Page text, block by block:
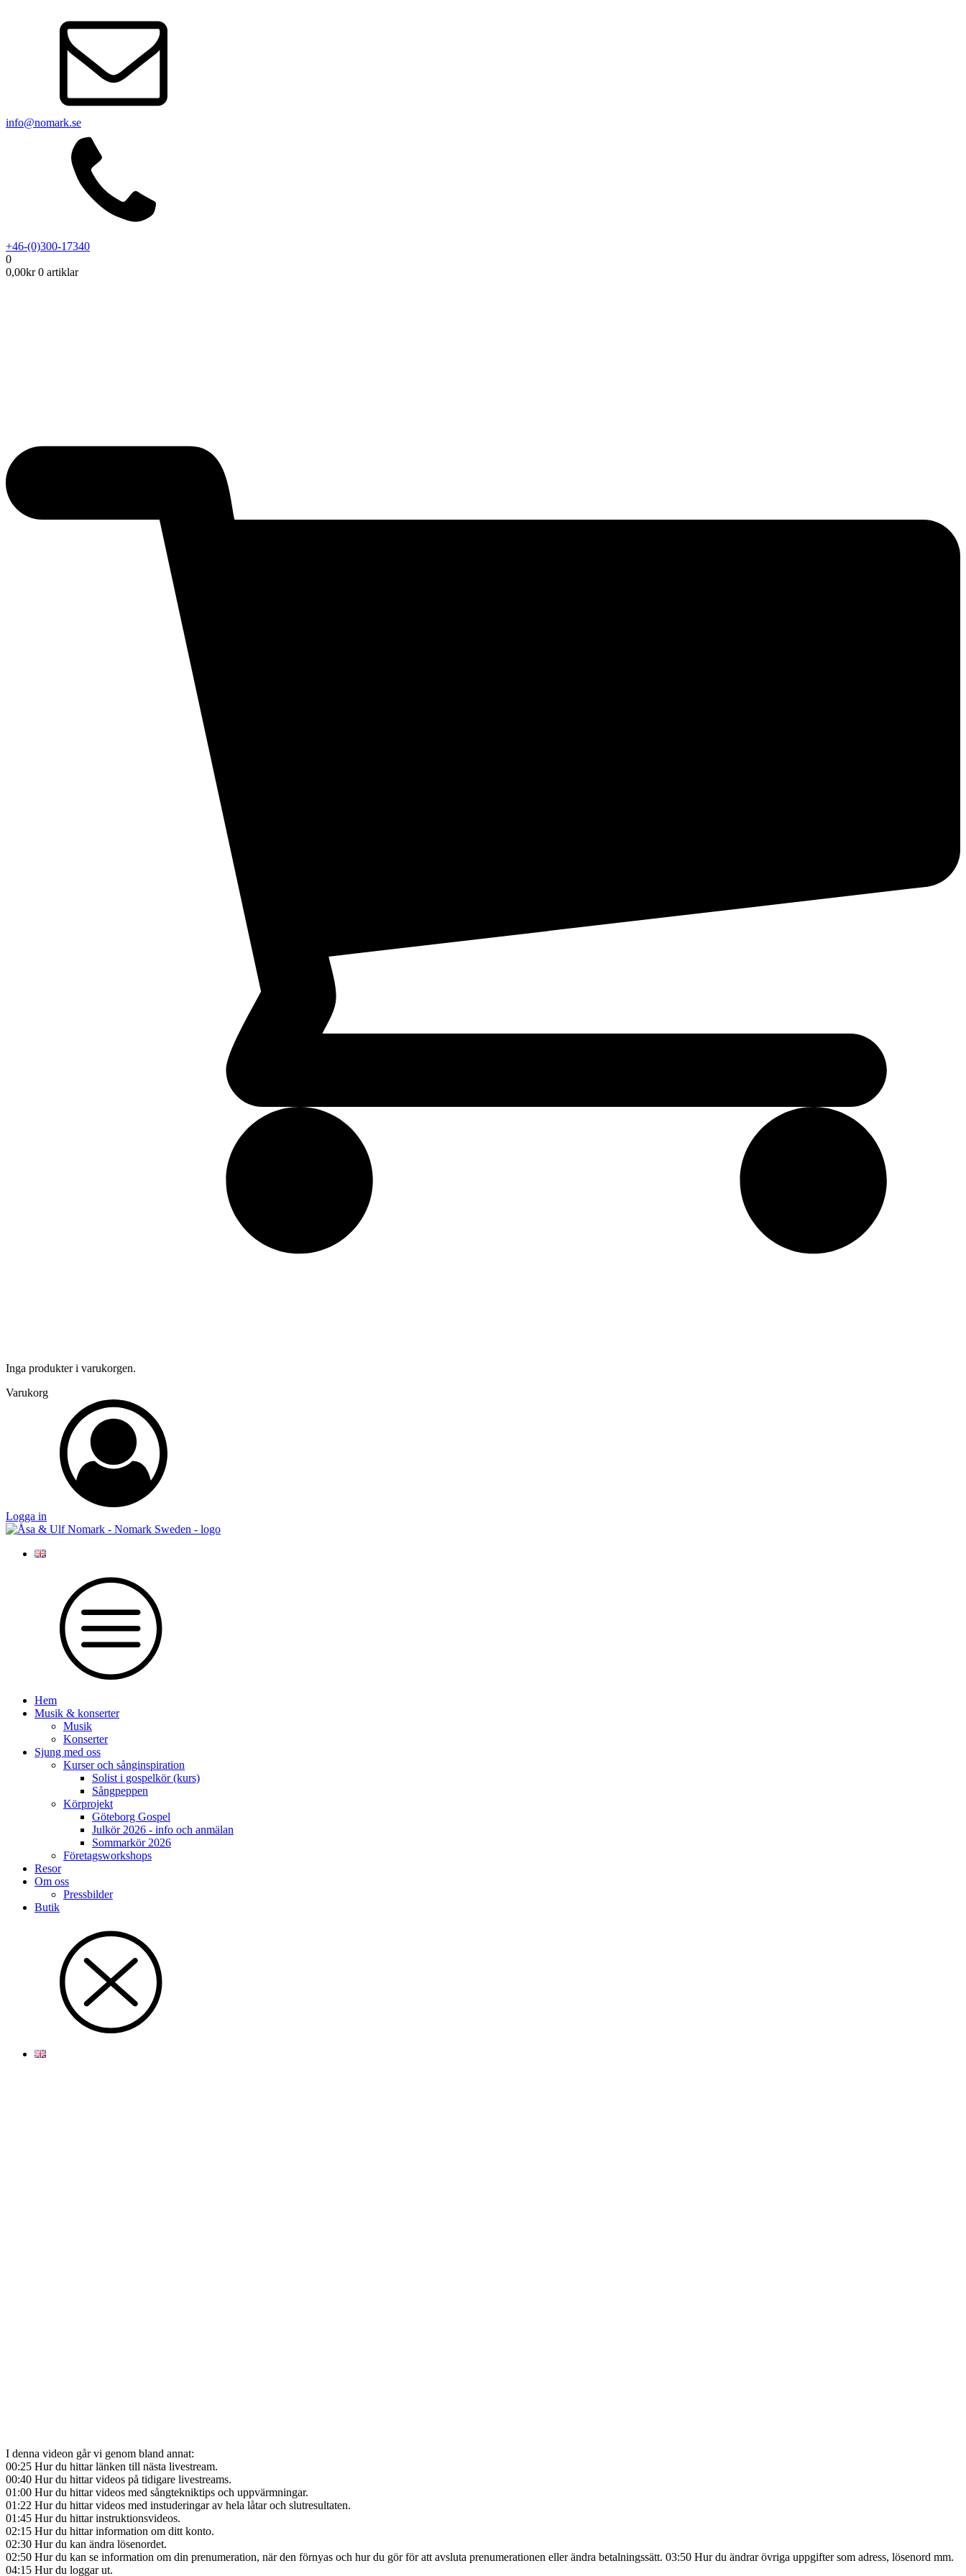
info@nomark.se
+46-(0)300-17340
0
0,00kr 0 artiklar
Inga produkter i varukorgen.
Varukorg
Logga in
Hem
Musik & konserter
Musik
Konserter
Sjung med oss
Kurser och sånginspiration
Solist i gospelkör (kurs)
Sångpeppen
Körprojekt
Göteborg Gospel
Julkör 2026 - info och anmälan
Sommarkör 2026
Företagsworkshops
Resor
Om oss
Pressbilder
Butik
I denna videon går vi genom bland annat:
00:25 Hur du hittar länken till nästa livestream.
00:40 Hur du hittar videos på tidigare livestreams.
01:00 Hur du hittar videos med sångtekniktips och uppvärmningar.
01:22 Hur du hittar videos med instuderingar av hela låtar och slutresultaten.
01:45 Hur du hittar instruktionsvideos.
02:15 Hur du hittar information om ditt konto.
02:30 Hur du kan ändra lösenordet.
02:50 Hur du kan se information om din prenumeration, när den förnyas och hur du gör för att avsluta prenumerationen eller ändra betalningssätt. 03:50 Hur du ändrar övriga uppgifter som adress, lösenord mm.
04:15 Hur du loggar ut.